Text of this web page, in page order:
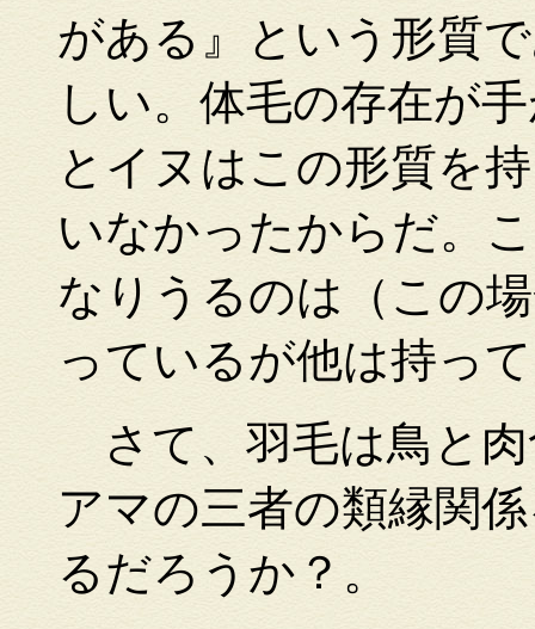
がある』という形質
しい。体毛の存在が
とイヌはこの形質を
いなかったからだ。
なりうるのは（この
っているが他は持っ
さて、羽毛は鳥と
アマの三者の類縁関
るだろうか？。